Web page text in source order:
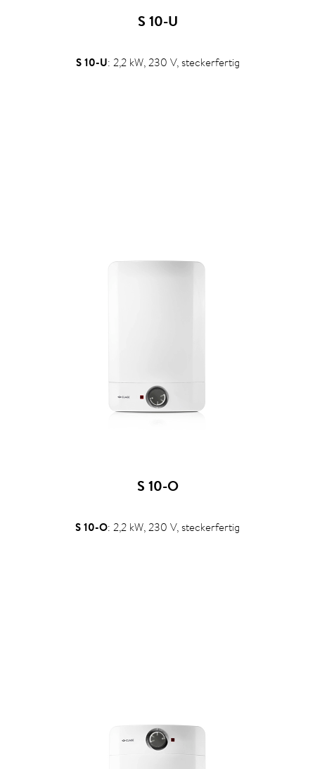
S 10-U
S 10-U: 2,2 kW, 230 V, steckerfertig
S 10-O
S 10-O: 2,2 kW, 230 V, steckerfertig